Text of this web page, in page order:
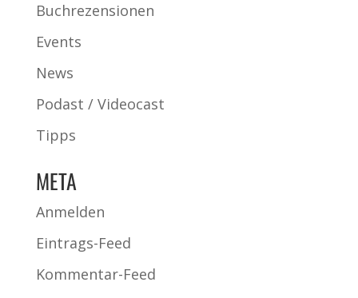
Buchrezensionen
Events
News
Podast / Videocast
Tipps
META
Anmelden
Eintrags-Feed
Kommentar-Feed